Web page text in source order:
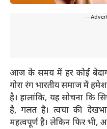
---
आज के समय में हर कोई बेदाग
गोरा रंग भारतीय समाज में
है। हालांकि, यह सोचना कि
है, गलत है। त्वचा की
महत्वपूर्ण है। लेकिन फिर भी,